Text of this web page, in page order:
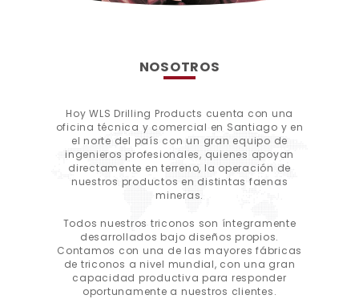
NOSOTROS
Hoy WLS Drilling Products cuenta con una
oficina técnica y comercial en Santiago y en
el norte del país con un gran equipo de
ingenieros profesionales, quienes apoyan
directamente en terreno, la operación de
nuestros productos en distintas faenas
mineras.
Todos nuestros triconos son íntegramente
desarrollados bajo diseños propios.
Contamos con una de las mayores fábricas
de triconos a nivel mundial, con una gran
capacidad productiva para responder
oportunamente a nuestros clientes.